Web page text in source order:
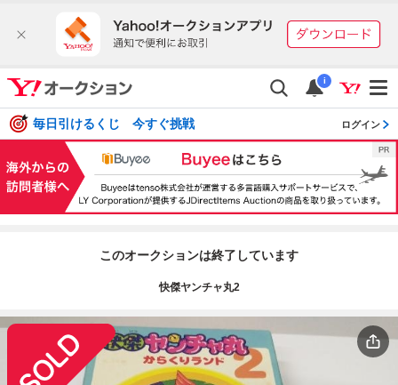
i
毎日引けるくじ 今すぐ挑戦 ログイン
このオークションは終了しています
快傑ヤンチャ丸2